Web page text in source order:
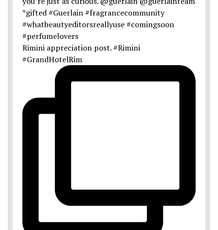
Rimini appreciation post. #Rimini
#GrandHotelRim